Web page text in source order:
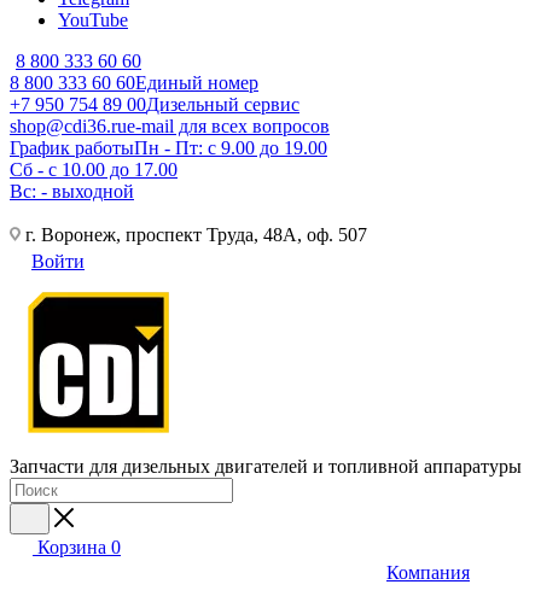
YouTube
8 800 333 60 60
8 800 333 60 60Единый номер
+7 950 754 89 00Дизельный сервис
shop@cdi36.rue-mail для всех вопросов
График работыПн - Пт: с 9.00 до 19.00
Сб - с 10.00 до 17.00
Вс: - выходной
г. Воронеж, проспект Труда, 48А, оф. 507
Войти
Запчасти для дизельных двигателей и топливной аппаратуры
Корзина 0
Компания